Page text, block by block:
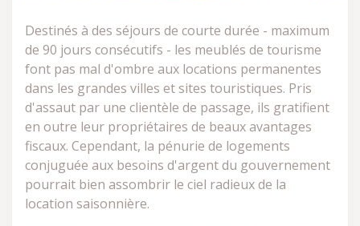
Destinés à des séjours de courte durée - maximum
de 90 jours consécutifs - les meublés de tourisme
font pas mal d'ombre aux locations permanentes
dans les grandes villes et sites touristiques. Pris
d'assaut par une clientèle de passage, ils gratifient
en outre leur propriétaires de beaux avantages
fiscaux. Cependant, la pénurie de logements
conjuguée aux besoins d'argent du gouvernement
pourrait bien assombrir le ciel radieux de la
location saisonnière.